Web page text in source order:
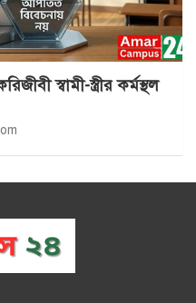
স্বামী-স্ত্রীর কর্মস্থল